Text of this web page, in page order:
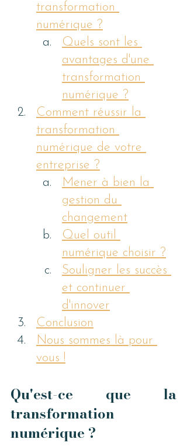
transformation
numérique ?
Quels sont les
avantages d'une
transformation
numérique ?
Comment réussir la
transformation
numérique de votre
entreprise ?
Mener à bien la
gestion du
changement
Quel outil
numérique choisir ?
Souligner les succès
et continuer
d'innover
Conclusion
Nous sommes là pour
vous !
Qu'est-ce que la
transformation
numérique ?